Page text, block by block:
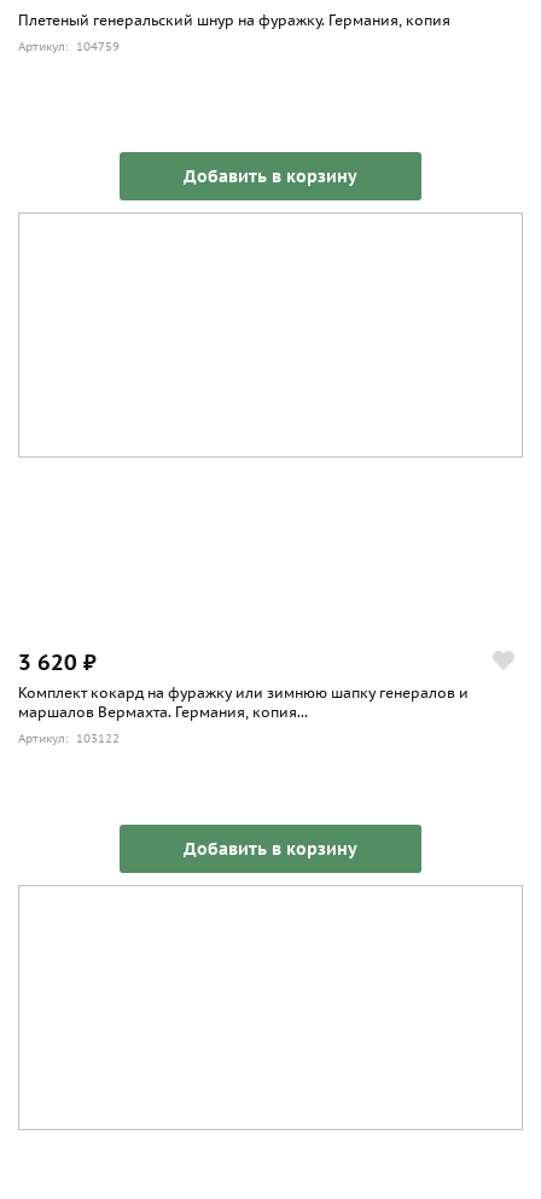
Плетеный генеральский шнур на фуражку. Германия, копия
Артикул: 104759
Добавить в корзину
3 620 ₽
Комплект кокард на фуражку или зимнюю шапку генералов и
маршалов Вермахта. Германия, копия...
Артикул: 103122
Добавить в корзину